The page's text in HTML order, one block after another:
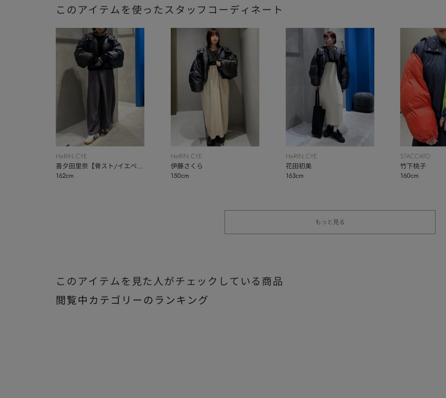
このアイテムを使ったスタッフコーディネート
HeRIN.CYE
喜夕田里奈【骨スト/イエベ
秋】
162cm
HeRIN.CYE
伊藤さくら
150cm
HeRIN.CYE
花田初美
163cm
STACCATO
竹下桃子
160cm
もっと見る
このアイテムを見た人がチェックしている商品
閲覧中カテゴリーのランキング